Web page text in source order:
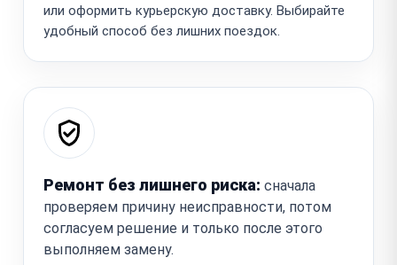
или оформить курьерскую доставку. Выбирайте
удобный способ без лишних поездок.
Ремонт без лишнего риска: сначала
проверяем причину неисправности, потом
согласуем решение и только после этого
выполняем замену.